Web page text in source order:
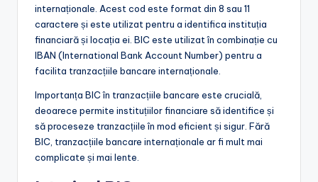
internaționale. Acest cod este format din 8 sau 11
caractere și este utilizat pentru a identifica instituția
financiară și locația ei. BIC este utilizat în combinație cu
IBAN (International Bank Account Number) pentru a
facilita tranzacțiile bancare internaționale.
Importanța BIC în tranzacțiile bancare este crucială,
deoarece permite instituțiilor financiare să identifice și
să proceseze tranzacțiile în mod eficient și sigur. Fără
BIC, tranzacțiile bancare internaționale ar fi mult mai
complicate și mai lente.